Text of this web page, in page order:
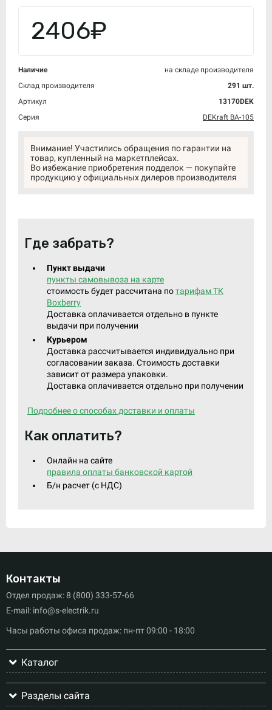
2406₽
Наличие
на складе производителя
Склад производителя
291 шт.
Артикул
13170DEK
Серия
DEKraft ВА-105
Внимание! Участились обращения по гарантии на
товар, купленный на маркетплейсах.
Во избежание приобретения подделок — покупайте
продукцию у официальных дилеров производителя
Где забрать?
Пункт выдачи
пункты самовывоза на карте
стоимость будет рассчитана потарифам ТК
Boxberry
Доставка оплачивается отдельно в пункте
выдачи при получении
Курьером
Доставка рассчитывается индивидуально при
согласовании заказа. Стоимость доставки
зависит от размера упаковки.
Доставка оплачивается отдельно при получении
Подробнее о способах доставки и оплаты
Как оплатить?
Онлайн на сайте
правила оплаты банковской картой
Б/н расчет (c НДС)
Контакты
Отдел продаж: 8 (800) 333-57-66
E-mail: info@s-electrik.ru
Часы работы офиса продаж: пн-пт 09:00 - 18:00
Каталог
Разделы сайта